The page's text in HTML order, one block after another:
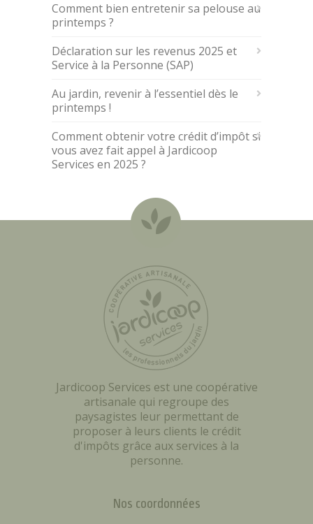
Comment bien entretenir sa pelouse au
printemps ?
Déclaration sur les revenus 2025 et
Service à la Personne (SAP)
Au jardin, revenir à l’essentiel dès le
printemps !
Comment obtenir votre crédit d’impôt si
vous avez fait appel à Jardicoop
Services en 2025 ?
Jardicoop Services est une coopérative
artisanale qui regroupe des
paysagistes leur permettant de
proposer à leurs clients le crédit
d'impôts grâce aux services à la
personne.
Nos coordonnées